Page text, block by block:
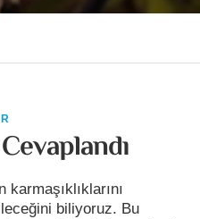
biliyoruz. Bu